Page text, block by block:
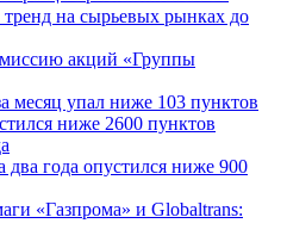
на сырьевых рынках до
акций «Группы
месяц упал ниже 103 пунктов
ниже 2600 пунктов
года опустился ниже 900
«Газпрома» и Globaltrans: